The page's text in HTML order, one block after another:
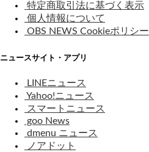
特定商取引法に基づく表示
個人情報について
OBS NEWS Cookieポリシー
ニュースサイト・アプリ
LINEニュース
Yahoo!ニュース
スマートニュース
goo News
dmenu ニュース
ノアドット